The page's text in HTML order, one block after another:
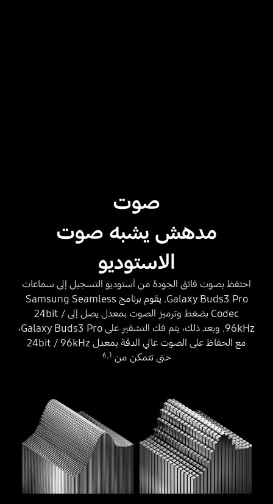
صوت
مدهش يشبه صوت
الاستوديو
احتفظ بصوت فائق الجودة من أستوديو التسجيل إلى سماعات
Galaxy Buds3 Pro. يقوم برنامج Samsung Seamless
Codec بضغط وترميز الصوت بمعدل يصل إلى 24bit /
96kHz. وبعد ذلك، يتم فك التشفير على Galaxy Buds3 Pro،
مع الحفاظ على الصوت عالي الدقة بمعدل 24bit / 96kHz
حتى تتمكن من 1
,
6